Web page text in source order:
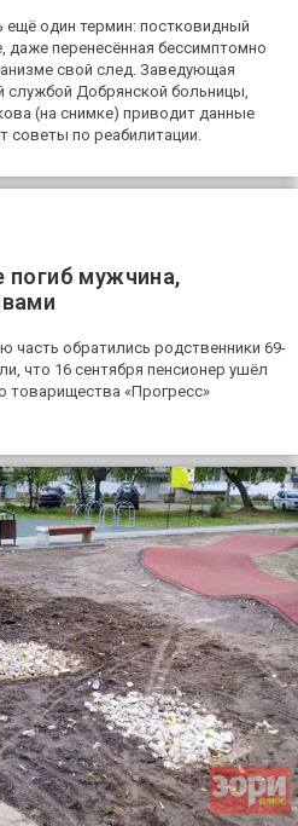
один термин: постковидный
даже перенесённая бессимптомно
свой след. Заведующая
службой Добрянской больницы,
(на снимке) приводит данные
советы по реабилитации.
погиб мужчина,
часть обратились родственники 69-
что 16 сентября пенсионер ушёл
товарищества «Прогресс»